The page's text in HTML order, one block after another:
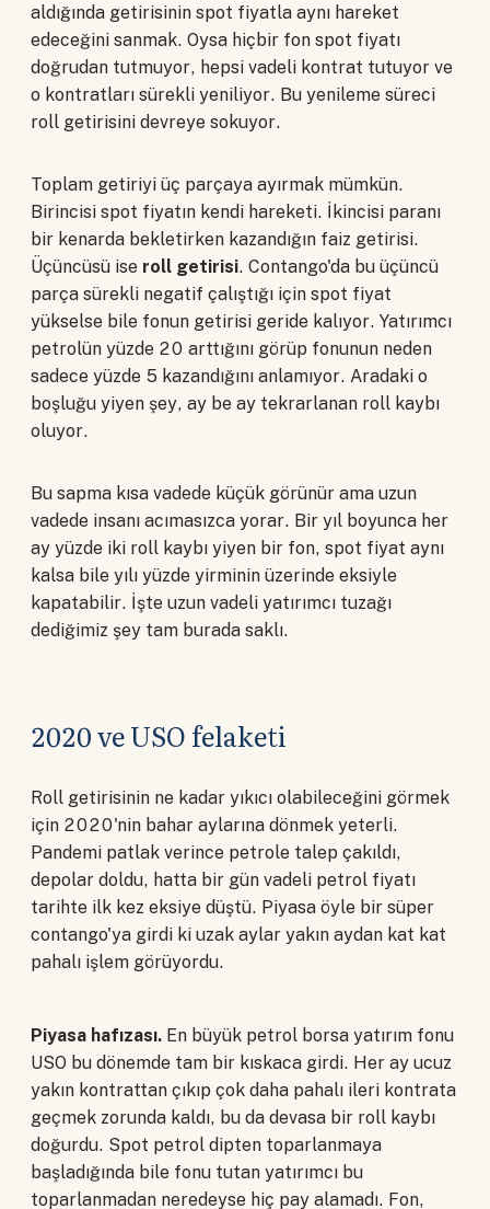
aldığında getirisinin spot fiyatla aynı hareket
edeceğini sanmak. Oysa hiçbir fon spot fiyatı
doğrudan tutmuyor, hepsi vadeli kontrat tutuyor ve
o kontratları sürekli yeniliyor. Bu yenileme süreci
roll getirisini devreye sokuyor.
Toplam getiriyi üç parçaya ayırmak mümkün.
Birincisi spot fiyatın kendi hareketi. İkincisi paranı
bir kenarda bekletirken kazandığın faiz getirisi.
Üçüncüsü ise roll getirisi. Contango'da bu üçüncü
parça sürekli negatif çalıştığı için spot fiyat
yükselse bile fonun getirisi geride kalıyor. Yatırımcı
petrolün yüzde 20 arttığını görüp fonunun neden
sadece yüzde 5 kazandığını anlamıyor. Aradaki o
boşluğu yiyen şey, ay be ay tekrarlanan roll kaybı
oluyor.
Bu sapma kısa vadede küçük görünür ama uzun
vadede insanı acımasızca yorar. Bir yıl boyunca her
ay yüzde iki roll kaybı yiyen bir fon, spot fiyat aynı
kalsa bile yılı yüzde yirminin üzerinde eksiyle
kapatabilir. İşte uzun vadeli yatırımcı tuzağı
dediğimiz şey tam burada saklı.
2020 ve USO felaketi
Roll getirisinin ne kadar yıkıcı olabileceğini görmek
için 2020'nin bahar aylarına dönmek yeterli.
Pandemi patlak verince petrole talep çakıldı,
depolar doldu, hatta bir gün vadeli petrol fiyatı
tarihte ilk kez eksiye düştü. Piyasa öyle bir süper
contango'ya girdi ki uzak aylar yakın aydan kat kat
pahalı işlem görüyordu.
Piyasa hafızası. En büyük petrol borsa yatırım fonu
USO bu dönemde tam bir kıskaca girdi. Her ay ucuz
yakın kontrattan çıkıp çok daha pahalı ileri kontrata
geçmek zorunda kaldı, bu da devasa bir roll kaybı
doğurdu. Spot petrol dipten toparlanmaya
başladığında bile fonu tutan yatırımcı bu
toparlanmadan neredeyse hiç pay alamadı. Fon,